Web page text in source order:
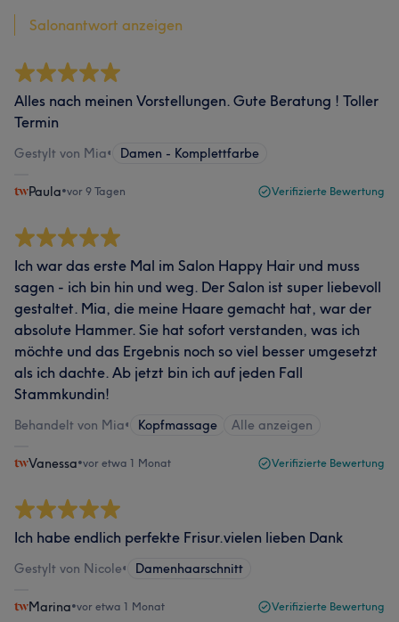
Salonantwort anzeigen
Alles nach meinen Vorstellungen. Gute Beratung ! Toller
Termin
Gestylt von Mia• Damen - Komplettfarbe
Paula•vor 9 Tagen Verifizierte Bewertung
Ich war das erste Mal im Salon Happy Hair und muss
sagen - ich bin hin und weg. Der Salon ist super liebevoll
gestaltet. Mia, die meine Haare gemacht hat, war der
absolute Hammer. Sie hat sofort verstanden, was ich
möchte und das Ergebnis noch so viel besser umgesetzt
als ich dachte. Ab jetzt bin ich auf jeden Fall
Stammkundin!
Behandelt von Mia• Kopfmassage Alle anzeigen
Vanessa•vor etwa 1 Monat Verifizierte Bewertung
Ich habe endlich perfekte Frisur.vielen lieben Dank
Gestylt von Nicole• Damenhaarschnitt
Marina•vor etwa 1 Monat Verifizierte Bewertung